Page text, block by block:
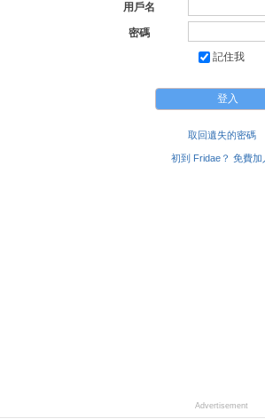
用戶名
密碼
記住我
取回遺失的密碼
初到 Fridae？ 免費加
Advertisement